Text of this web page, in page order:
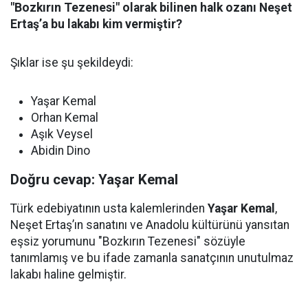
"Bozkırın Tezenesi" olarak bilinen halk ozanı Neşet
Ertaş’a bu lakabı kim vermiştir?
Şıklar ise şu şekildeydi:
Yaşar Kemal
Orhan Kemal
Aşık Veysel
Abidin Dino
Doğru cevap: Yaşar Kemal
Türk edebiyatının usta kalemlerinden Yaşar Kemal ,
Neşet Ertaş’ın sanatını ve Anadolu kültürünü yansıtan
eşsiz yorumunu "Bozkırın Tezenesi" sözüyle
tanımlamış ve bu ifade zamanla sanatçının unutulmaz
lakabı haline gelmiştir.